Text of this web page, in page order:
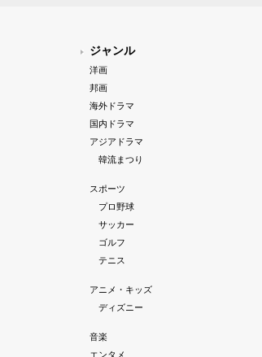
ジャンル
洋画
邦画
海外ドラマ
国内ドラマ
アジアドラマ
韓流まつり
スポーツ
プロ野球
サッカー
ゴルフ
テニス
アニメ・キッズ
ディズニー
音楽
エンタメ